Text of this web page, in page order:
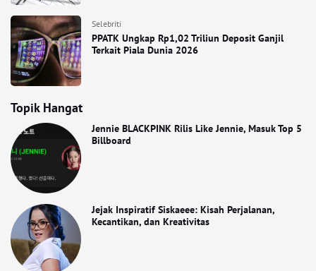
Selebriti
PPATK Ungkap Rp1,02 Triliun Deposit Ganjil
Terkait Piala Dunia 2026
Topik Hangat
Jennie BLACKPINK Rilis Like Jennie, Masuk Top 5
Billboard
Jejak Inspiratif Siskaeee: Kisah Perjalanan,
Kecantikan, dan Kreativitas